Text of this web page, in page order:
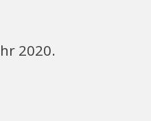
2020.